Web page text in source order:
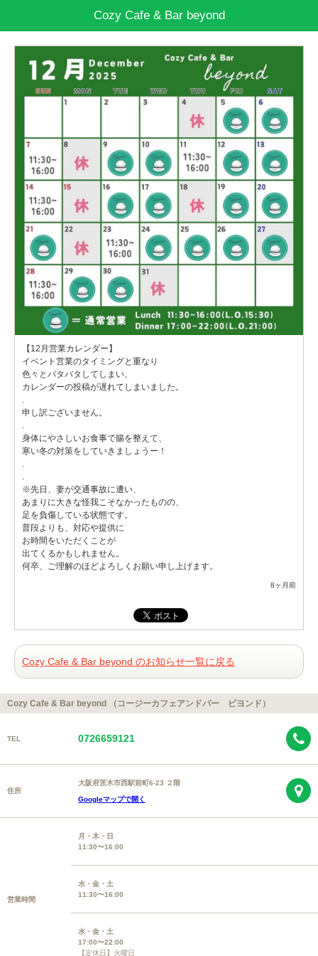
Cozy Cafe & Bar beyond
【12月営業カレンダー】
イベント営業のタイミングと重なり
色々とバタバタしてしまい、
カレンダーの投稿が遅れてしまいました。
.
申し訳ございません。
.
身体にやさしいお食事で腸を整えて、
寒い冬の対策をしていきましょうー！
.
.
※先日、妻が交通事故に遭い、
あまりに大きな怪我こそなかったものの、
足を負傷している状態です。
普段よりも、対応や提供に
お時間をいただくことが
出てくるかもしれません。
何卒、ご理解のほどよろしくお願い申し上げます。
8ヶ月前
Cozy Cafe & Bar beyond のお知らせ一覧に戻る
Cozy Cafe & Bar beyond （コージーカフェアンドバー ビヨンド）
TEL 0726659121
住所
大阪府茨木市西駅前町6-23 ２階
Googleマップで開く
営業時間
月・木・日
11:30〜16:00
水・金・土
11:30〜16:00
水・金・土
17:00〜22:00
【定休日】火曜日